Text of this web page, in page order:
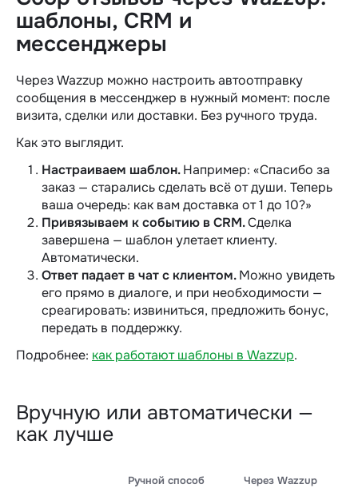
шаблоны, CRM и
мессенджеры
Через Wazzup можно настроить автоотправку
сообщения в мессенджер в нужный момент: после
визита, сделки или доставки. Без ручного труда.
Как это выглядит.
Настраиваем шаблон.Например: «Спасибо за
заказ — старались сделать всё от души. Теперь
ваша очередь: как вам доставка от 1 до 10?»
Привязываем к событию в CRM.Сделка
завершена — шаблон улетает клиенту.
Автоматически.
Ответ падает в чат с клиентом.Можно увидеть
его прямо в диалоге, и при необходимости —
среагировать: извиниться, предложить бонус,
передать в поддержку.
Подробнее: как работают шаблоны в Wazzup.
Вручную или автоматически —
как лучше
Ручной способ Через Wazzup